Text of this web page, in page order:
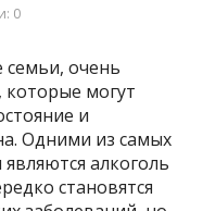
0
очень
могут
и
Одними из самых
алкоголь
становятся